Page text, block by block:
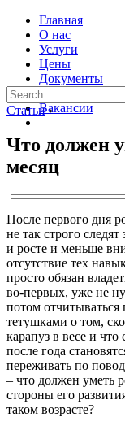
Главная
О нас
Услуги
Цены
Документы
Контакты
Вакансии
Статьи ›
Что должен
месяц
После первого дня
не так строго
и росте и меньше
отсутствие тех
просто обязан
во-первых, уже не
потом
тетушками о том,
карапуз в весе и
после года
переживать по
– что должен уметь
стороны его
таком возрасте?